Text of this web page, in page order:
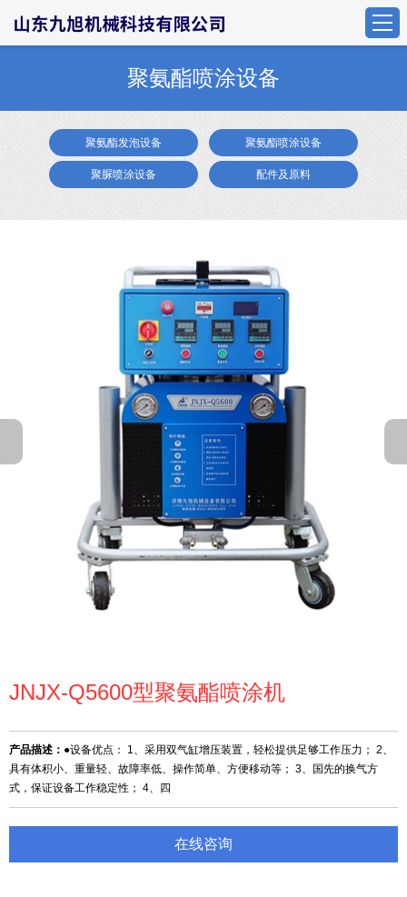
聚氨酯喷涂设备
聚氨酯发泡设备 聚氨酯喷涂设备
聚脲喷涂设备 配件及原料
JNJX-Q5600型聚氨酯喷涂机
产品描述： ●设备优点： 1、采用双气缸增压装置，轻松提供足够工作压力； 2、
具有体积小、重量轻、故障率低、操作简单、方便移动等； 3、国先的换气方
式，保证设备工作稳定性； 4、四
在线咨询